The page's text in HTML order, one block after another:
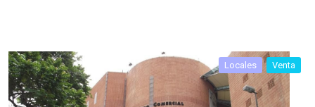
Locales Venta